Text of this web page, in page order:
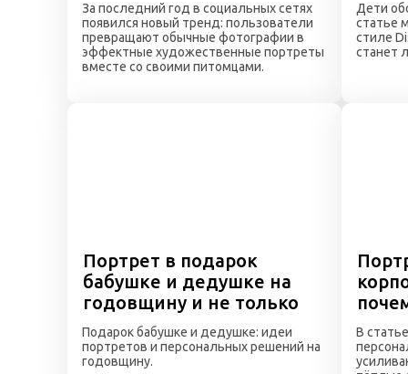
За последний год в социальных сетях
появился новый тренд: пользователи
превращают обычные фотографии в
эффектные художественные портреты
вместе со своими питомцами.
Дети
статье
стиле
станет
Подарок бабушке и дедушке: идеи
портретов и персональных решений на
годовщину.
Портрет в подарок
бабушке и дедушке на
годовщину и не только
В